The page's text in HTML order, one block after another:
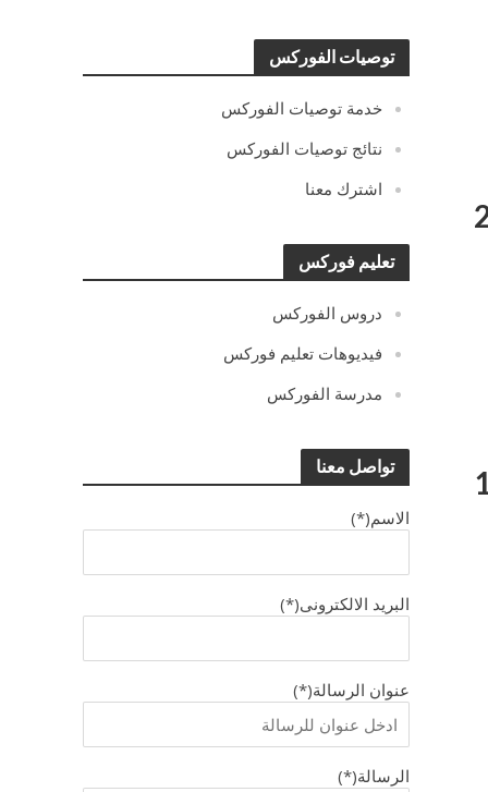
توصيات الفوركس
خدمة توصيات الفوركس
نتائج توصيات الفوركس
اشترك معنا
تعليم فوركس
دروس الفوركس
فيديوهات تعليم فوركس
مدرسة الفوركس
تواصل معنا
الاسم(*)
البريد الالكترونى(*)
عنوان الرسالة(*)
الرسالة(*)